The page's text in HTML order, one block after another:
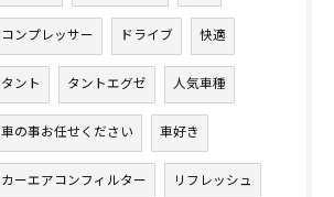
コンプレッサー ドライブ 快適
タント タントエグゼ 人気車種
車の事お任せください 車好き
カーエアコンフィルター リフレッシュ